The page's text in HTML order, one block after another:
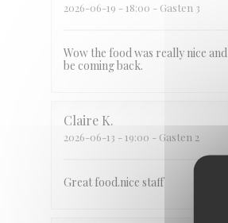
2026-06-19 - 18:00 - Gasten 3
Wow the food was really nice
be coming back.
Claire K
2026-06-13 - 19:00 - Gasten 2
Great food.nice staff